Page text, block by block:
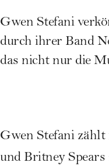
Gwen Stefani
durch ihrer Band
das nicht nur die
Gwen Stefani zählt
und Britney Spears